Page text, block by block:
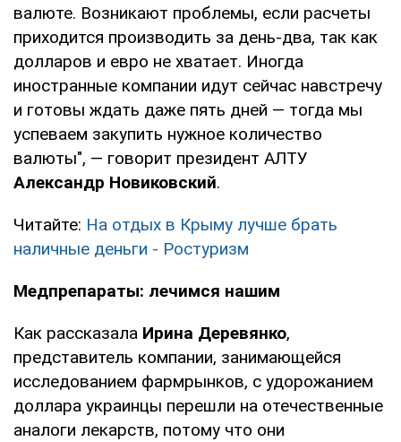
валюте. Возникают проблемы, если расчеты
приходится производить за день-два, так как
долларов и евро не хватает. Иногда
иностранные компании идут сейчас навстречу
и готовы ждать даже пять дней — тогда мы
успеваем закупить нужное количество
валюты", — говорит президент АЛТУ
Александр Новиковский.
Читайте: На отдых в Крыму лучше брать
наличные деньги - Ростуризм
Медпрепараты: лечимся нашим
Как рассказала Ирина Деревянко,
представитель компании, занимающейся
исследованием фармрынков, с удорожанием
доллара украинцы перешли на отечественные
аналоги лекарств, потому что они